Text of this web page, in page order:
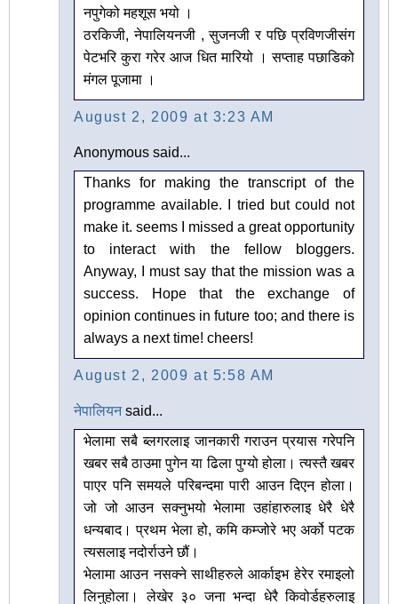
नपुगेको महशूस भयो ।
ठरकिजी, नेपालियनजी , सुजनजी र पछि प्रविणजीसंग
पेटभरि कुरा गरेर आज धित मारियो । सप्ताह पछाडिको
मंगल पूजामा ।
August 2, 2009 at 3:23 AM
Anonymous said...
Thanks for making the transcript of the
programme available. I tried but could not
make it. seems I missed a great opportunity
to interact with the fellow bloggers.
Anyway, I must say that the mission was a
success. Hope that the exchange of
opinion continues in future too; and there is
always a next time! cheers!
August 2, 2009 at 5:58 AM
नेपालियनsaid...
भेलामा सबै ब्लगरलाइ जानकारी गराउन प्रयास गरेपनि
खबर सबै ठाउमा पुगेन या ढिला पुग्यो होला। त्यस्तै खबर
पाएर पनि समयले परिबन्दमा पारी आउन दिएन होला।
जो जो आउन सक्नुभयो भेलामा उहांहारुलाइ धेरै धेरै
धन्यबाद। प्रथम भेला हो, कमि कम्जोरे भए अर्को पटक
त्यसलाइ नदोर्राउने छौं।
भेलामा आउन नसक्ने साथीहरुले आर्काइभ हेरेर रमाइलो
लिनुहोला। लेखेर ३० जना भन्दा धेरै किवोर्डहरुलाइ